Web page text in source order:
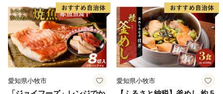
愛知県小牧市 愛知県小牧市